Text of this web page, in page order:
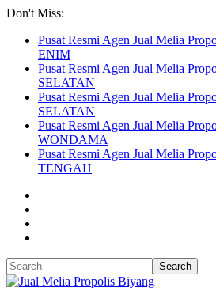
Don't Miss:
Pusat Resmi Agen Jual Melia
ENIM
Pusat Resmi Agen Jual Melia
SELATAN
Pusat Resmi Agen Jual Melia
SELATAN
Pusat Resmi Agen Jual Melia
WONDAMA
Pusat Resmi Agen Jual Melia
TENGAH